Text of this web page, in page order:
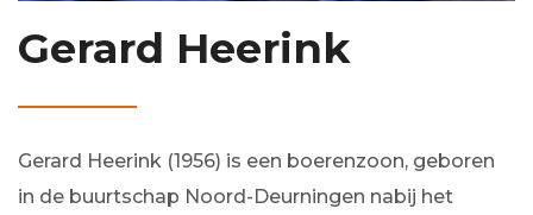
Gerard Heerink
Gerard Heerink (1956) is een boerenzoon, geboren
in de buurtschap Noord-Deurningen nabij het